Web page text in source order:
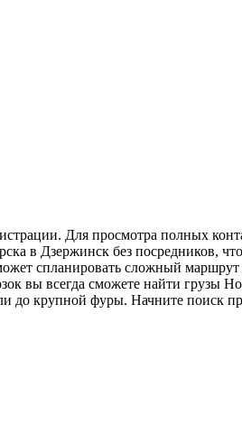
Для просмотра полных
в Дзержинск без посредников,
спланировать сложный маршрут
вы всегда сможете найти грузы
до крупной фуры. Начните поиск